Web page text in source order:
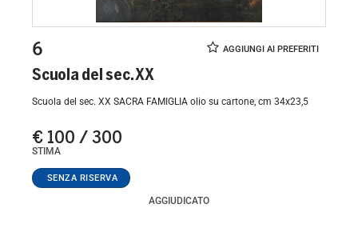
6
Scuola del sec. XX
Scuola del sec. XX SACRA FAMIGLIA olio su cartone, cm 34x23,5
€ 100 / 300
STIMA
AGGIUDICATO